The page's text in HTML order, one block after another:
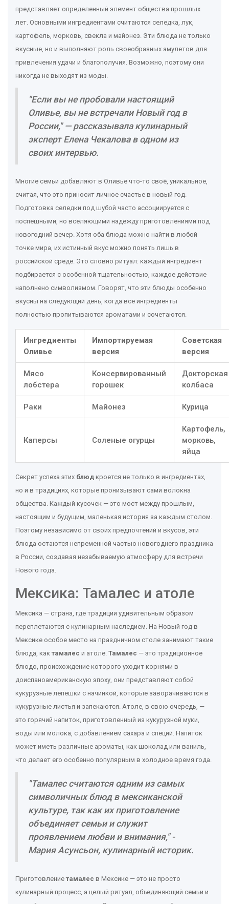
представляет определенный элемент общества прошлых
лет. Основными ингредиентами считаются селедка, лук,
картофель, морковь, свекла и майонез. Эти блюда не только
вкусные, но и выполняют роль своеобразных амулетов для
привлечения удачи и благополучия. Возможно, поэтому они
никогда не выходят из моды.
"Если вы не пробовали настоящий
Оливье, вы не встречали Новый год в
России," — рассказывала кулинарный
эксперт Елена Чекалова в одном из
своих интервью.
Многие семьи добавляют в Оливье что-то своё, уникальное,
считая, что это приносит личное счастье в новый год.
Подготовка селедки под шубой часто ассоциируется с
поспешными, но вселяющими надежду приготовлениями под
новогодний вечер. Хотя оба блюда можно найти в любой
точке мира, их истинный вкус можно понять лишь в
российской среде. Это словно ритуал: каждый ингредиент
подбирается с особенной тщательностью, каждое действие
наполнено символизмом. Говорят, что эти блюды особенно
вкусны на следующий день, когда все ингредиенты
полностью пропитываются ароматами и сочетаются.
Ингредиенты
Оливье
Импортируемая
версия
Советская
версия
Мясо
лобстера
Консервированный
горошек
Докторская
колбаса
Раки Майонез Курица
Каперсы Соленые огурцы
Картофель,
морковь,
яйца
Секрет успеха этих блюд кроется не только в ингредиентах,
но и в традициях, которые пронизывают сами волокна
общества. Каждый кусочек — это мост между прошлым,
настоящим и будущим, маленькая история за каждым столом.
Поэтому независимо от своих предпочтений и вкусов, эти
блюда остаются непременной частью новогоднего праздника
в России, создавая незабываемую атмосферу для встречи
Нового года.
Мексика: Тамалес и атоле
Мексика — страна, где традиции удивительным образом
переплетаются с кулинарным наследием. На Новый год в
Мексике особое место на праздничном столе занимают такие
блюда, кактамалес и атоле. Тамалес — это традиционное
блюдо, происхождение которого уходит корнями в
доиспаноамериканскую эпоху, они представляют собой
кукурузные лепешки с начинкой, которые заворачиваются в
кукурузные листья и запекаются. Атоле, в свою очередь, —
это горячий напиток, приготовленный из кукурузной муки,
воды или молока, с добавлением сахара и специй. Напиток
может иметь различные ароматы, как шоколад или ваниль,
что делает его особенно популярным в холодное время года.
"Тамалес считаются одним из самых
символичных блюд в мексиканской
культуре, так как их приготовление
объединяет семьи и служит
проявлением любви и внимания," -
Мария Асунсьон, кулинарный историк.
Приготовлениетамалес в Мексике — это не просто
кулинарный процесс, а целый ритуал, объединяющий семьи и